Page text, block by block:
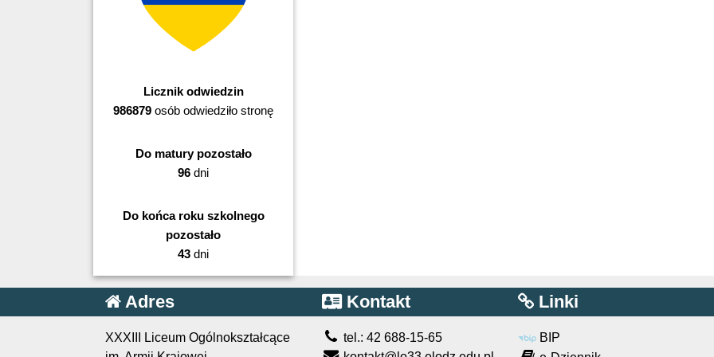
Licznik odwiedzin
986879 osób odwiedziło stronę
Do matury pozostało
96 dni
Do końca roku szkolnego
pozostało
43 dni
Adres
XXXIII Liceum Ogólnokształcące
Kontakt
tel.: 42 688-15-65
Linki
BIP